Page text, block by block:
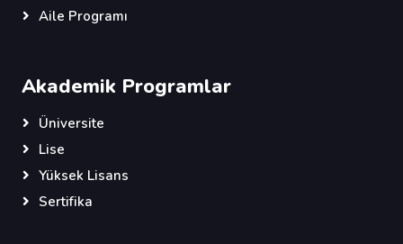
Aile Programı
Akademik Programlar
Üniversite
Lise
Yüksek Lisans
Sertifika